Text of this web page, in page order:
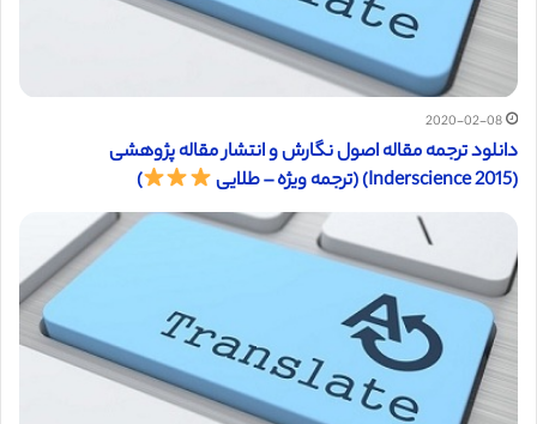
2020-02-08
دانلود ترجمه مقاله اصول نگارش و انتشار مقاله پژوهشی
(Inderscience 2015) (ترجمه ویژه – طلایی
)